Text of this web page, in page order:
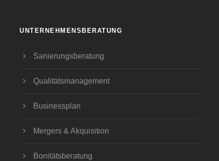
UNTERNEHMENSBERATUNG
Sanierungsberatung
Qualitätsmanagement
Businessplan
Mergers & Akquisition
Bonitätsberatung